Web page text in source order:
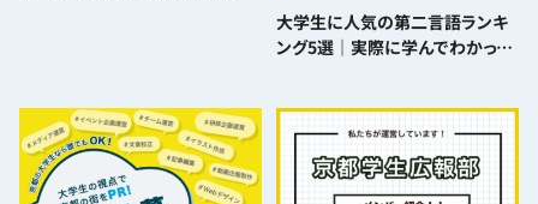
大学生に人気の第二言語ランキ
ング5選｜実際に学んでわかった